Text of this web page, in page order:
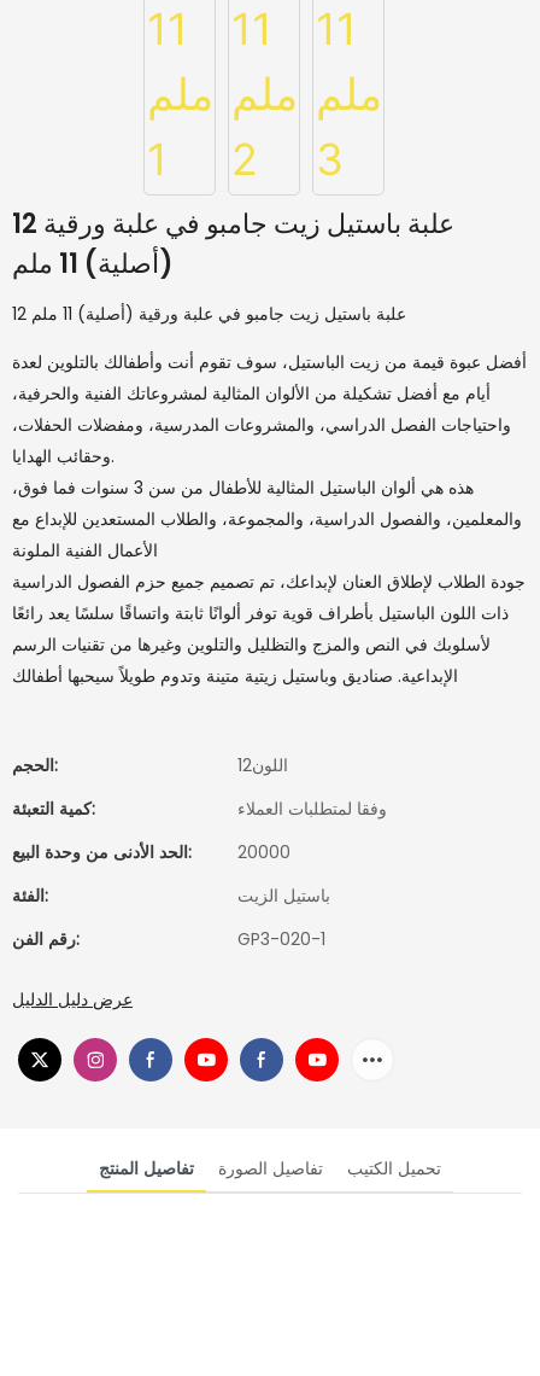
12 علبة باستيل زيت جامبو في علبة ورقية
(أصلية) 11 ملم
12 علبة باستيل زيت جامبو في علبة ورقية (أصلية) 11 ملم
أفضل عبوة قيمة من زيت الباستيل، سوف تقوم أنت وأطفالك بالتلوين لعدة
أيام مع أفضل تشكيلة من الألوان المثالية لمشروعاتك الفنية والحرفية،
واحتياجات الفصل الدراسي، والمشروعات المدرسية، ومفضلات الحفلات،
وحقائب الهدايا.
هذه هي ألوان الباستيل المثالية للأطفال من سن 3 سنوات فما فوق،
والمعلمين، والفصول الدراسية، والمجموعة، والطلاب المستعدين للإبداع مع
الأعمال الفنية الملونة
جودة الطلاب لإطلاق العنان لإبداعك، تم تصميم جميع حزم الفصول الدراسية
ذات اللون الباستيل بأطراف قوية توفر ألوانًا ثابتة واتساقًا سلسًا يعد رائعًا
لأسلوبك في النص والمزج والتظليل والتلوين وغيرها من تقنيات الرسم
الإبداعية. صناديق وباستيل زيتية متينة وتدوم طويلاً سيحبها أطفالك
الحجم:
اللون12
كمية التعبئة:
وفقا لمتطلبات العملاء
الحد الأدنى من وحدة البيع:
20000
الفئة:
باستيل الزيت
رقم الفن:
GP3-020-1
عرض دليل الدليل
تفاصيل المنتج تفاصيل الصورة تحميل الكتيب